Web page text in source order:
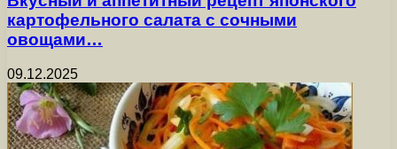
картофельного салата с сочными
овощами…
09.12.2025